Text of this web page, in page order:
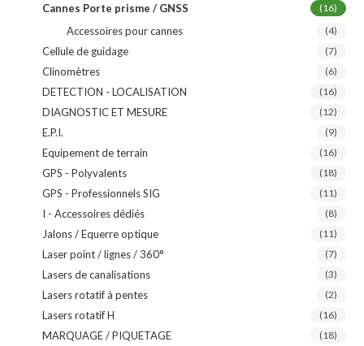
Cannes Porte prisme / GNSS (16)
Accessoires pour cannes (4)
Cellule de guidage (7)
Clinomètres (6)
DETECTION - LOCALISATION (16)
DIAGNOSTIC ET MESURE (12)
E.P.I. (9)
Equipement de terrain (16)
GPS - Polyvalents (18)
GPS - Professionnels SIG (11)
I - Accessoires dédiés (8)
Jalons / Equerre optique (11)
Laser point / lignes / 360° (7)
Lasers de canalisations (3)
Lasers rotatif à pentes (2)
Lasers rotatif H (16)
MARQUAGE / PIQUETAGE (18)